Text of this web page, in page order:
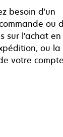
besoin d'un
ou
sur l'achat en
ou la
votre